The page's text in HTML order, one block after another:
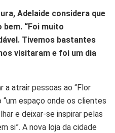
Adelaide considera que
“Foi muito
Tivemos bastantes
visitaram e foi um dia
a atrair pessoas ao “Flor
“um espaço onde os clientes
e deixar-se inspirar pelas
si”. A nova loja da cidade